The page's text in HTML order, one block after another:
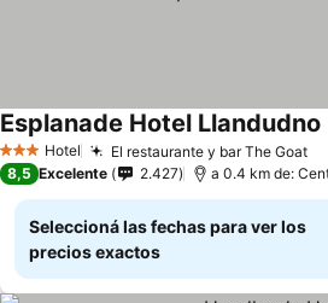
3 Estrellas
Hotel El restaurante y bar The Goat
Esplanade Hotel Llandudno
8,5 Excelente 2.427
Seleccioná las fechas para ver los
precios exactos